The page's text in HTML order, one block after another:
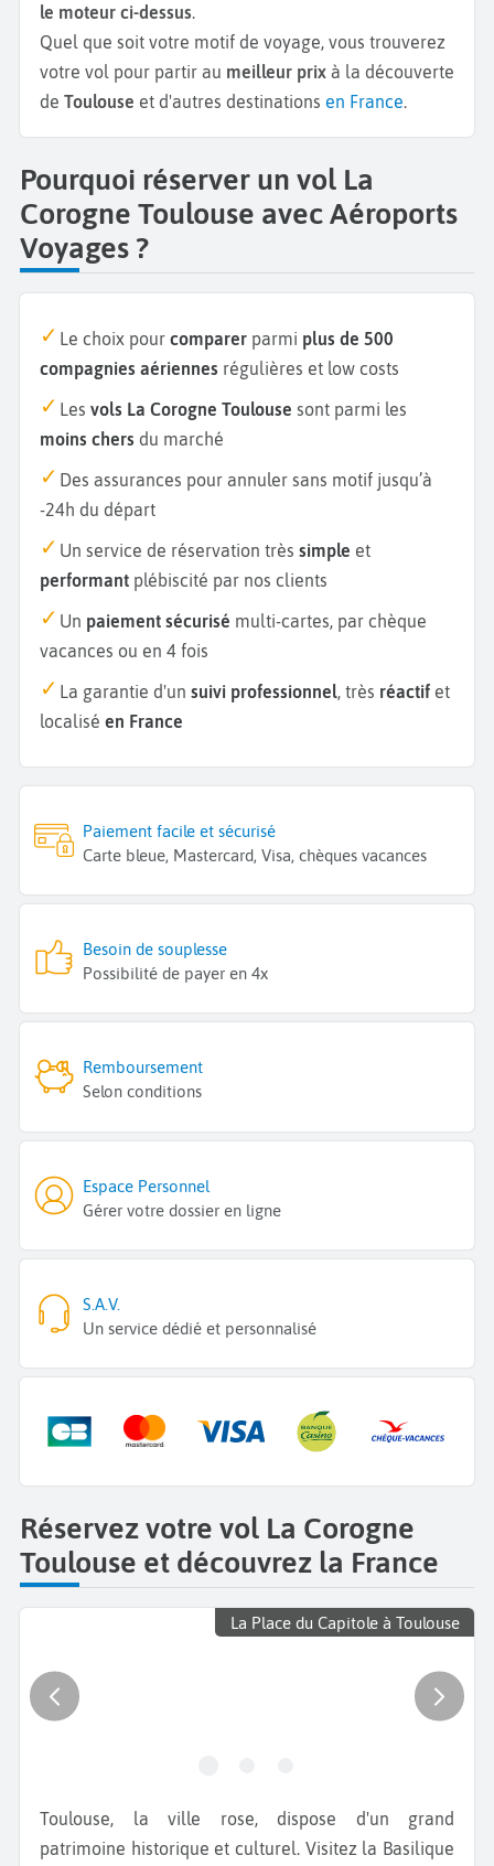
le moteur ci-dessus.
Quel que soit votre motif de voyage, vous trouverez
votre vol pour partir au meilleur prix à la découverte
de Toulouse et d'autres destinations en France.
Pourquoi réserver un vol La
Corogne Toulouse avec Aéroports
Voyages ?
Le choix pour comparer parmi plus de 500
compagnies aériennes régulières et low costs
Les vols La Corogne Toulouse sont parmi les
moins chers du marché
Des assurances pour annuler sans motif jusqu’à
-24h du départ
Un service de réservation très simple et
performant plébiscité par nos clients
Un paiement sécurisé multi-cartes, par chèque
vacances ou en 4 fois
La garantie d'un suivi professionnel, très réactif et
localisé en France
Paiement facile et sécurisé
Carte bleue, Mastercard, Visa, chèques vacances
Besoin de souplesse
Possibilité de payer en 4x
Remboursement
Selon conditions
Espace Personnel
Gérer votre dossier en ligne
S.A.V.
Un service dédié et personnalisé
Réservez votre vol La Corogne
Toulouse et découvrez la France
La Place du Capitole à Toulouse
Toulouse, la ville rose, dispose d'un grand
patrimoine historique et culturel. Visitez la Basilique